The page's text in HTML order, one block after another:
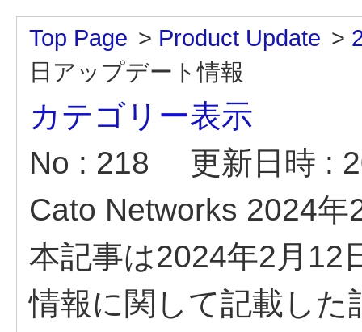
Top Page > Product Update >
日アップデート情報
カテゴリー表示
No : 218
更新日時 :
Cato Networks 2024
本記事は2024年2月12
情報に関して記載した